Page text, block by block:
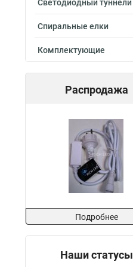
Светодиодный туннели
Спиральные елки
Комплектующие
Распродажа
Подробнее
Наши статусы